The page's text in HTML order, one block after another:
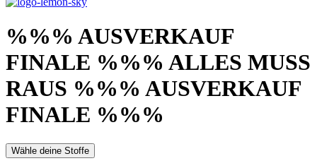
%%% AUSVERKAUF
FINALE %%% ALLES MUSS
RAUS %%% AUSVERKAUF
FINALE %%%
Wähle deine Stoffe